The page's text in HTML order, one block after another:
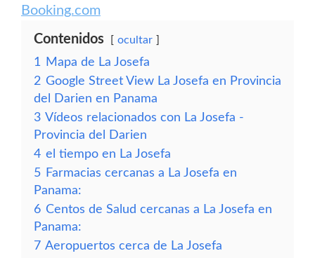
Booking.com
Contenidos ocultar
1
Mapa de La Josefa
2 Google Street View La Josefa en Provincia
del Darien en Panama
3 Vídeos relacionados con La Josefa -
Provincia del Darien
4 el tiempo en La Josefa
5 Farmacias cercanas a La Josefa en
Panama:
6 Centos de Salud cercanas a La Josefa en
Panama:
7 Aeropuertos cerca de La Josefa